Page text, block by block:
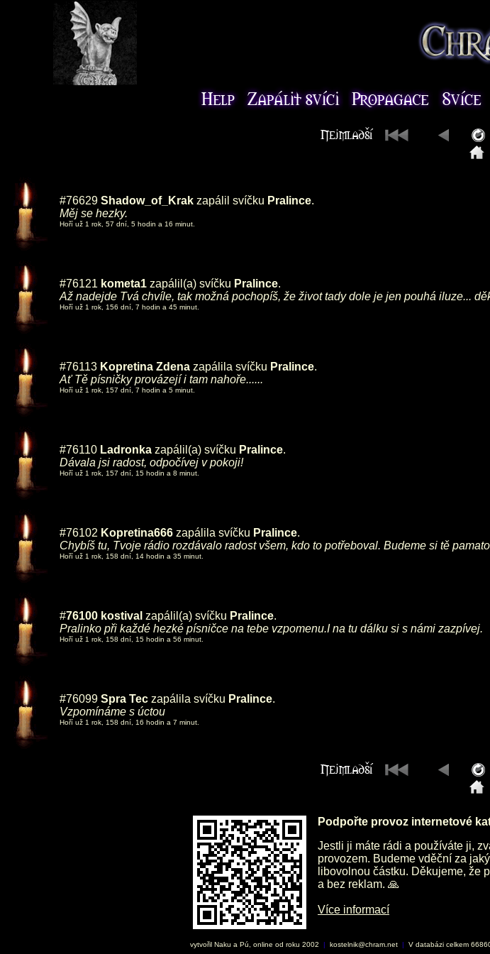
#76629 Shadow_of_Krak zapálil svíčku Pralince.
Měj se hezky.
Hoří už 1 rok, 57 dní, 5 hodin a 16 minut.
#76121 kometa1 zapálil(a) svíčku Pralince.
Až nadejde Tvá chvíle, tak možná pochopíš, že život tady dole je jen pouhá iluze...
Hoří už 1 rok, 156 dní, 7 hodin a 45 minut.
#76113 Kopretina Zdena zapálila svíčku Pralince.
Ať Tě písničky provázejí i tam nahoře......
Hoří už 1 rok, 157 dní, 7 hodin a 5 minut.
#76110 Ladronka zapálil(a) svíčku Pralince.
Dávala jsi radost, odpočívej v pokoji!
Hoří už 1 rok, 157 dní, 15 hodin a 8 minut.
#76102 Kopretina666 zapálila svíčku Pralince.
Chybíš tu, Tvoje rádio rozdávalo radost všem, kdo to potřeboval. Budeme si tě
Hoří už 1 rok, 158 dní, 14 hodin a 35 minut.
#76100 kostival zapálil(a) svíčku Pralince.
Pralinko při každé hezké písničce na tebe vzpomenu.I na tu dálku si s námi zazpívej.
Hoří už 1 rok, 158 dní, 15 hodin a 56 minut.
#76099 Spra Tec zapálila svíčku Pralince.
Vzpomínáme s úctou
Hoří už 1 rok, 158 dní, 16 hodin a 7 minut.
Podpořte provoz internetové
Jestli ji máte rádi a používáte ji,
provozem. Budeme vděční za
libovolnou částku. Děkujeme, že
a bez reklam. 🙏
Více informací
vytvořil Naku a Pú, online od roku 2002 | kostelnik@chram.net | V databázi celkem